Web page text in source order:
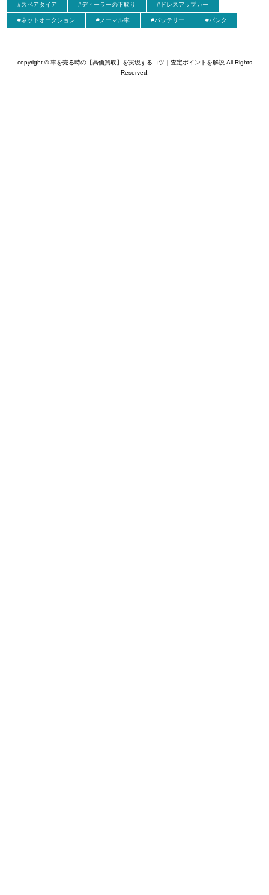
#スペアタイア #ディーラーの下取り #ドレスアップカー
#ネットオークション #ノーマル車 #バッテリー #パンク
copyright © 車を売る時の【高価買取】を実現するコツ｜査定ポイントを解説 All Rights
Reserved.